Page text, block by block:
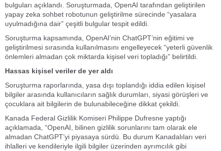
bulguları açıklandı. Soruşturmada, OpenAI tarafından geliştirilen
yapay zeka sohbet robotunun geliştirilme sürecinde “yasalara
uyulmadığına dair” çeşitli bulgular tespit edildi.
Soruşturma kapsamında, OpenAI’nin ChatGPT’nin eğitimi ve
geliştirilmesi sırasında kullanılmasını engelleyecek “yeterli güvenlik
önlemleri almadan çok miktarda kişisel veri topladığı” belirtildi.
Hassas kişisel veriler de yer aldı
Soruşturma raporlarında, yasa dışı toplandığı iddia edilen kişisel
bilgiler arasında kullanıcıların sağlık durumları, siyasi görüşleri ve
çocuklara ait bilgilerin de bulunabileceğine dikkat çekildi.
Kanada Federal Gizlilik Komiseri Philippe Dufresne yaptığı
açıklamada, “OpenAI, bilinen gizlilik sorunlarını tam olarak ele
almadan ChatGPT’yi piyasaya sürdü. Bu durum Kanadalıları veri
ihlalleri ve kendileriyle ilgili bilgiler üzerinden ayrımcılık gibi